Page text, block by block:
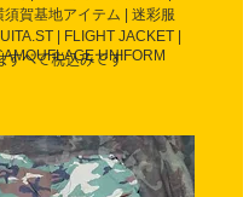
須賀基地アイテム | 迷彩服
| FLIGHT JACKET |
UNIFORM
すべて税込みです